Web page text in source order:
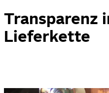
Transparenz
Lieferkette